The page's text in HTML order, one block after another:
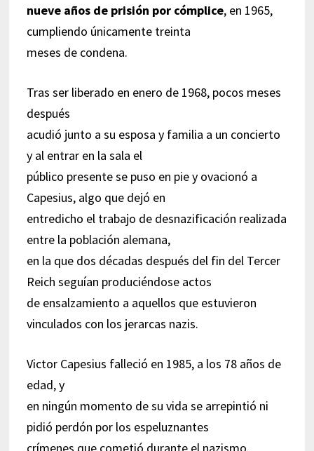
nueve años de prisión por cómplice, en 1965,
cumpliendo únicamente treinta
meses de condena.
Tras ser liberado en enero de 1968, pocos meses
después
acudió junto a su esposa y familia a un concierto
y al entrar en la sala el
público presente se puso en pie y ovacionó a
Capesius, algo que dejó en
entredicho el trabajo de desnazificación realizada
entre la población alemana,
en la que dos décadas después del fin del Tercer
Reich seguían produciéndose actos
de ensalzamiento a aquellos que estuvieron
vinculados con los jerarcas nazis.
Victor Capesius falleció en 1985, a los 78 años de
edad, y
en ningún momento de su vida se arrepintió ni
pidió perdón por los espeluznantes